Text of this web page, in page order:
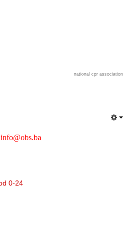
national cpr association
info@obs.ba
0-24